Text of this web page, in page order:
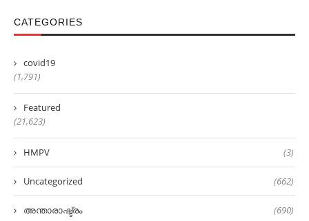
CATEGORIES
covid19
(1,791)
Featured
(21,623)
HMPV (3)
Uncategorized (662)
അന്താരാഷ്ട്രം (690)